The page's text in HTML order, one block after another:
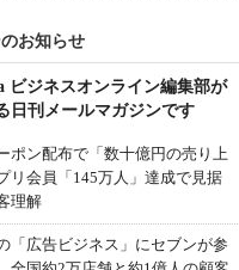
お知らせ
ビジネスオンライン編集部が
日刊メールマガジンです
ポン配布で「数十億円の売り上
会員「145万人」達成で見据
理解
「広告ビジネス」にセブンが参